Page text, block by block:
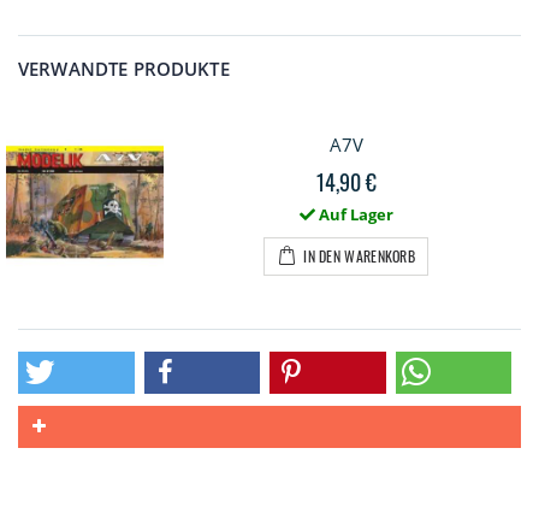
VERWANDTE PRODUKTE
A7V
14,90 €
Auf Lager
IN DEN WARENKORB